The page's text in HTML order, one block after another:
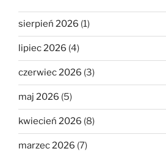
sierpień 2026 (1)
lipiec 2026 (4)
czerwiec 2026 (3)
maj 2026 (5)
kwiecień 2026 (8)
marzec 2026 (7)